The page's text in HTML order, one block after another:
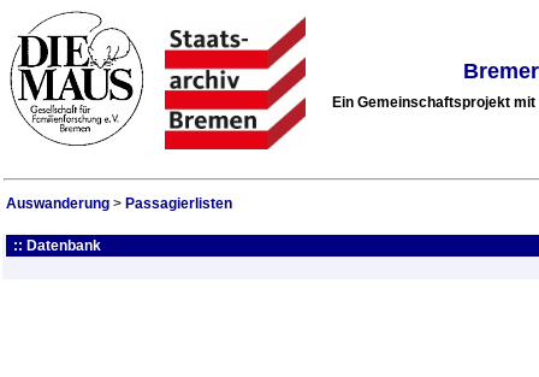
Ein Gemeinschaftsprojekt
Auswanderung > Passagierlisten
:: Datenbank